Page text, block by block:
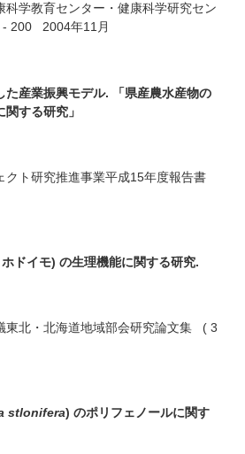
科学教育センター・健康科学研究セン
200 2004年11月
た産業振興モデル. 「県産農水産物の
する研究」
クト研究推進事業平成15年度報告書
ドイモ) の生理機能に関する研究.
東北・北海道地域部会研究論文集 ( 3
stlonifera) のポリフェノールに関す